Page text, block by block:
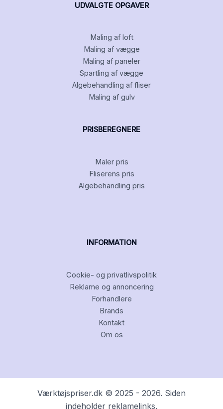
UDVALGTE OPGAVER
Maling af loft
Maling af vægge
Maling af paneler
Spartling af vægge
Algebehandling af fliser
Maling af gulv
PRISBEREGNERE
Maler pris
Fliserens pris
Algebehandling pris
INFORMATION
Cookie- og privatlivspolitik
Reklame og annoncering
Forhandlere
Brands
Kontakt
Om os
Værktøjspriser.dk © 2025 - 2026. Siden
indeholder reklamelinks.